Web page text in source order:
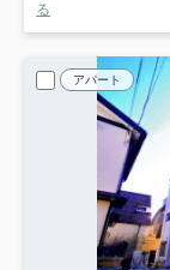
る
アパート